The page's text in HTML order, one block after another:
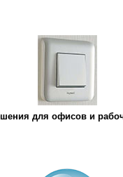
для офисов и